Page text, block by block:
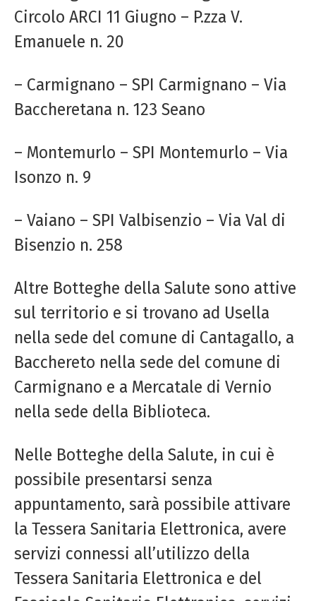
Circolo ARCI 11 Giugno – P.zza V.
Emanuele n. 20
– Carmignano – SPI Carmignano – Via
Baccheretana n. 123 Seano
– Montemurlo – SPI Montemurlo – Via
Isonzo n. 9
– Vaiano – SPI Valbisenzio – Via Val di
Bisenzio n. 258
Altre Botteghe della Salute sono attive
sul territorio e si trovano ad Usella
nella sede del comune di Cantagallo, a
Bacchereto nella sede del comune di
Carmignano e a Mercatale di Vernio
nella sede della Biblioteca.
Nelle Botteghe della Salute, in cui è
possibile presentarsi senza
appuntamento, sarà possibile attivare
la Tessera Sanitaria Elettronica, avere
servizi connessi all’utilizzo della
Tessera Sanitaria Elettronica e del